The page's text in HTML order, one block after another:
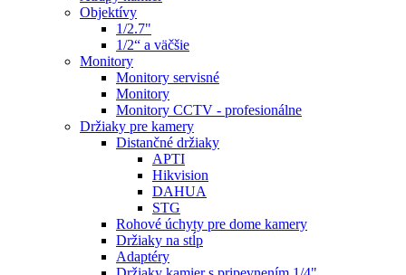
Objektívy
1/2.7"
1/2“ a väčšie
Monitory
Monitory servisné
Monitory
Monitory CCTV - profesionálne
Držiaky pre kamery
Distančné držiaky
APTI
Hikvision
DAHUA
STG
Rohové úchyty pre dome kamery
Držiaky na stĺp
Adaptéry